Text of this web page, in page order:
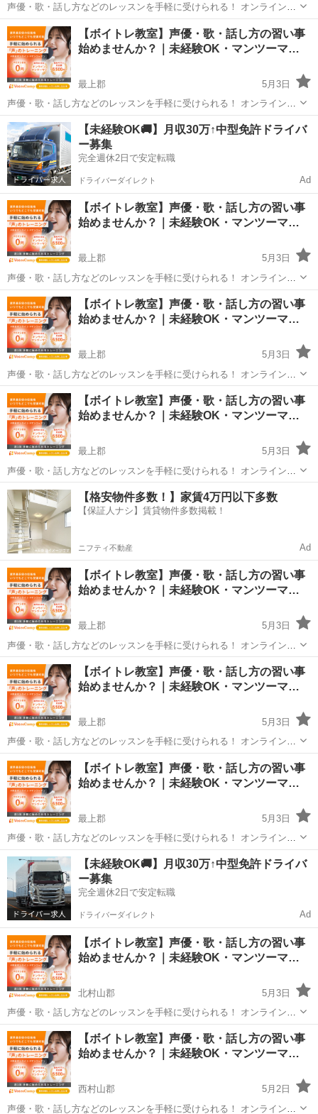
声優・歌・話し方などのレッスンを手軽に受けられる！ オンラインボ
イトレ教室「Voice Camp（ボイスキャンプ）」 「声優のレッスンを一
度受けてみたい」 「話し方に自信がなくて改善したい」 「歌が上手く
なって気...
山形 東置賜郡 その他
【ボイトレ教室】声優・歌・話し方の習い事
始めませんか？｜未経験OK・マンツーマ…
最上郡
5月3日
声優・歌・話し方などのレッスンを手軽に受けられる！ オンラインボ
イトレ教室「Voice Camp（ボイスキャンプ）」 「声優のレッスンを一
度受けてみたい」 「話し方に自信がなくて改善したい」 「歌が上手く
なって気...
山形 最上郡 その他
【未経験OK🚚】月収30万↑中型免許ドライバ
ー募集
完全週休2日で安定転職
ドライバーダイレクト Ad
【ボイトレ教室】声優・歌・話し方の習い事
始めませんか？｜未経験OK・マンツーマ…
最上郡
5月3日
声優・歌・話し方などのレッスンを手軽に受けられる！ オンラインボ
イトレ教室「Voice Camp（ボイスキャンプ）」 「声優のレッスンを一
度受けてみたい」 「話し方に自信がなくて改善したい」 「歌が上手く
なって気...
山形 最上郡 その他 声優
【ボイトレ教室】声優・歌・話し方の習い事
始めませんか？｜未経験OK・マンツーマ…
最上郡
5月3日
声優・歌・話し方などのレッスンを手軽に受けられる！ オンラインボ
イトレ教室「Voice Camp（ボイスキャンプ）」 「声優のレッスンを一
度受けてみたい」 「話し方に自信がなくて改善したい」 「歌が上手く
なって気...
山形 最上郡 その他
【ボイトレ教室】声優・歌・話し方の習い事
始めませんか？｜未経験OK・マンツーマ…
最上郡
5月3日
声優・歌・話し方などのレッスンを手軽に受けられる！ オンラインボ
イトレ教室「Voice Camp（ボイスキャンプ）」 「声優のレッスンを一
度受けてみたい」 「話し方に自信がなくて改善したい」 「歌が上手く
なって気...
山形 最上郡 その他
【格安物件多数！】家賃4万円以下多数
【保証人ナシ】賃貸物件多数掲載！
ニフティ不動産 Ad
【ボイトレ教室】声優・歌・話し方の習い事
始めませんか？｜未経験OK・マンツーマ…
最上郡
5月3日
声優・歌・話し方などのレッスンを手軽に受けられる！ オンラインボ
イトレ教室「Voice Camp（ボイスキャンプ）」 「声優のレッスンを一
度受けてみたい」 「話し方に自信がなくて改善したい」 「歌が上手く
なって気...
山形 最上郡 その他
【ボイトレ教室】声優・歌・話し方の習い事
始めませんか？｜未経験OK・マンツーマ…
最上郡
5月3日
声優・歌・話し方などのレッスンを手軽に受けられる！ オンラインボ
イトレ教室「Voice Camp（ボイスキャンプ）」 「声優のレッスンを一
度受けてみたい」 「話し方に自信がなくて改善したい」 「歌が上手く
なって気...
山形 最上郡 その他
【ボイトレ教室】声優・歌・話し方の習い事
始めませんか？｜未経験OK・マンツーマ…
最上郡
5月3日
声優・歌・話し方などのレッスンを手軽に受けられる！ オンラインボ
イトレ教室「Voice Camp（ボイスキャンプ）」 「声優のレッスンを一
度受けてみたい」 「話し方に自信がなくて改善したい」 「歌が上手く
なって気...
山形 最上郡 その他
【未経験OK🚚】月収30万↑中型免許ドライバ
ー募集
完全週休2日で安定転職
ドライバーダイレクト Ad
【ボイトレ教室】声優・歌・話し方の習い事
始めませんか？｜未経験OK・マンツーマ…
北村山郡
5月3日
声優・歌・話し方などのレッスンを手軽に受けられる！ オンラインボ
イトレ教室「Voice Camp（ボイスキャンプ）」 「声優のレッスンを一
度受けてみたい」 「話し方に自信がなくて改善したい」 「歌が上手く
なって気...
山形 北村山郡 その他
【ボイトレ教室】声優・歌・話し方の習い事
始めませんか？｜未経験OK・マンツーマ…
西村山郡
5月2日
声優・歌・話し方などのレッスンを手軽に受けられる！ オンラインボ